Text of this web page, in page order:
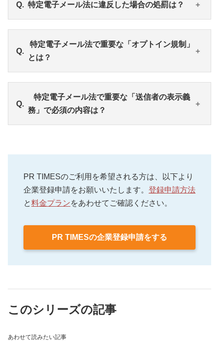
するための法律です。
営利を目的とする団体や個人が、広告宣伝目的で電
メール配信前の同意や配信停止ができる導線の設
置、送信者の表示などが義務付けられています。
日本国内からのメールだけでなく、海外からの送信
の対象です。
特定電子メール法に違反した場合の処罰は？
は100万円以下の罰金（法人の場合は3,000万円以下
の罰金）」などが科せられることもあります。
違反し罰則を受ける事態になると、金銭的な損失だ
期的なダメージを受けてしまいます。
特定電子メール法で重要な「オプトイン規制」
とは？
（同意）が必要です。
・オプトインを得た受信者に対しても、いつでもオ
プトアウト（配信停止）ができるよう表示しなけれ
・名刺交換をした相手や取引関係にある相手など、
オプトインなしでメール送信できるケースもありま
す。
の対象外ですが、「送信を拒否する」という趣旨の
特定電子メール法で重要な「送信者の表示義
務」で必須の内容は？
やURLと、受信拒否ができる旨を明記します。
・送信者の住所と、苦情や問い合わせを受け付ける
電話番号やメールアドレスなどの連絡先を記載しま
PR TIMESのご利用を希望される方は、以下より
企業登録申請をお願いいたします。 登録申請方法
と料金プランをあわせてご確認ください。
PR TIMESの企業登録申請をする
このシリーズの記事
あわせて読みたい記事